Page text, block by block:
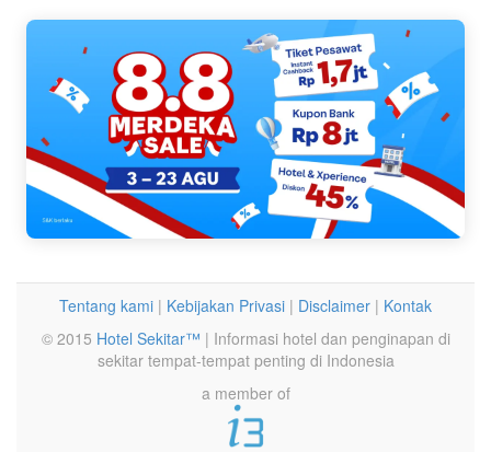
Tentang kami | Kebijakan Privasi | Disclaimer | Kontak
© 2015 Hotel Sekitar™ | Informasi hotel dan penginapan di
sekitar tempat-tempat penting di Indonesia
a member of